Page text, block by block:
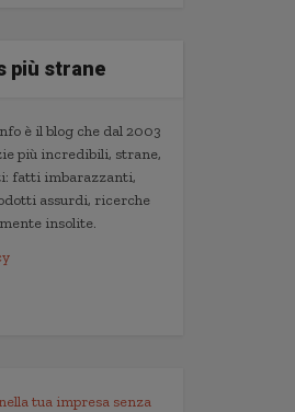
più strane
è il blog che dal 2003
più incredibili, strane,
fatti imbarazzanti,
assurdi, ricerche
insolite.
tua impresa senza